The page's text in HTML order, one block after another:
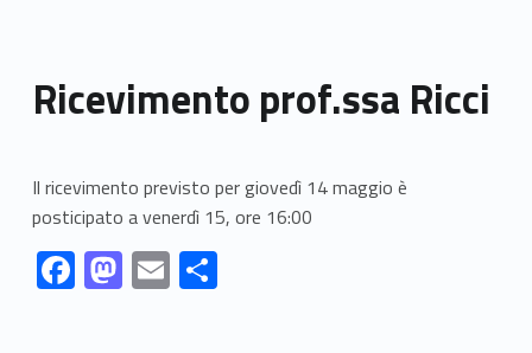
Ricevimento prof.ssa Ricci
Il ricevimento previsto per giovedì 14 maggio è
posticipato a venerdì 15, ore 16:00
Link identifier #identifier__56582-1
F
ac
Link identifier #identifier__194495-2 M
as
Link identifier #identifier__184675-3 E
m
Link identifier #identifier__156577-4 S